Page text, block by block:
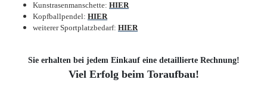
Kunstrasenmanschette: HIER
Kopfballpendel: HIER
weiterer Sportplatzbedarf: HIER
Sie erhalten bei jedem Einkauf eine detaillierte Rechnung!
Viel Erfolg beim Toraufbau!